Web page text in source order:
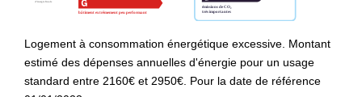
Logement à consommation énergétique excessive. Montant
estimé des dépenses annuelles d'énergie pour un usage
standard entre 2160€ et 2950€. Pour la date de référence